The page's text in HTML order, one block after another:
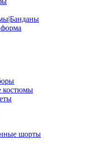
костюмы
шорты